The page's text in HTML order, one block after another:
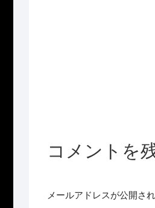
コメントを
メールアドレスが公開さ